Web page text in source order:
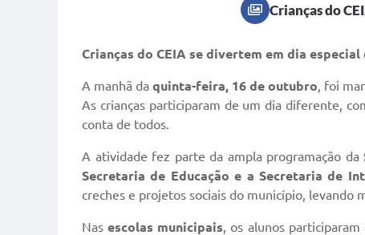
Crianças do
Crianças do CEIA se divertem em dia
A manhã daquinta-feira, 16 de outubro, foi
As crianças participaram de um dia diferente,
conta de todos.
A atividade fez parte da ampla programação da
Secretaria de Educação e a Secretaria de
creches e projetos sociais do município, levando
Nasescolas municipais, os alunos